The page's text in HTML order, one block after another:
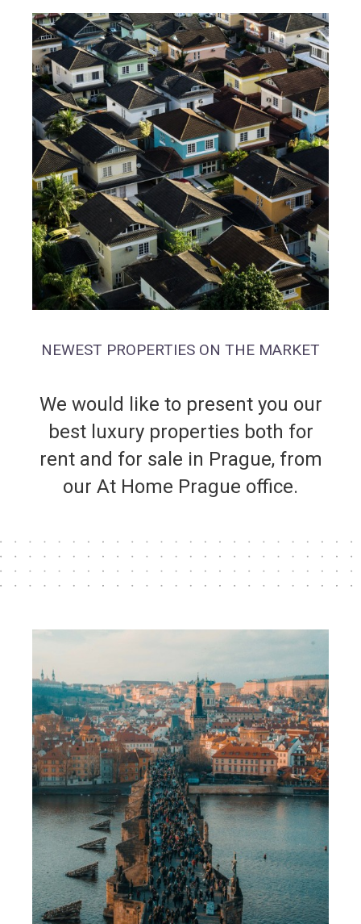
NEWEST PROPERTIES ON THE MARKET
We would like to present you our
best luxury properties both for
rent and for sale in Prague, from
our At Home Prague office.